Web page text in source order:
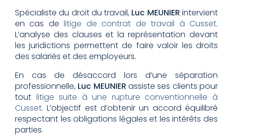
Spécialiste du droit du travail, Luc MEUNIER intervient
en cas delitige de contrat de travail à Cusset.
L’analyse des clauses et la représentation devant
les juridictions permettent de faire valoir les droits
des salariés et des employeurs.
En cas de désaccord lors d’une séparation
professionnelle, Luc MEUNIER assiste ses clients pour
tout litige suite à une rupture conventionnelle à
Cusset. L’objectif est d’obtenir un accord équilibré
respectant les obligations légales et les intérêts des
parties.